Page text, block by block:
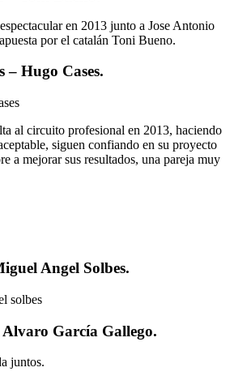
en 2013 junto a Jose Antonio
por el catalán Toni Bueno.
Hugo Cases.
al circuito profesional en 2013, haciendo
siguen confiando en su proyecto
a mejorar sus resultados, una pareja muy
Angel Solbes.
García Gallego.
juntos.